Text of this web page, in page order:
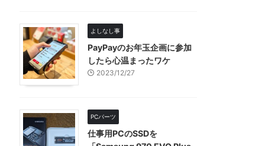
よしなし事
PayPayのお年玉企画に参加
したら心温まったワケ
2023/12/27
PCパーツ
仕事用PCのSSDを